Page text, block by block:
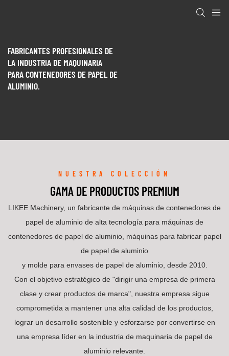
FABRICANTES PROFESIONALES DE
LA INDUSTRIA DE MAQUINARIA
PARA CONTENEDORES DE PAPEL DE
ALUMINIO.
NUESTRA COLECCIÓN
GAMA DE PRODUCTOS PREMIUM
LIKEE Machinery, un fabricante de máquinas de contenedores de
papel de aluminio de alta tecnología para máquinas de
contenedores de papel de aluminio, máquinas para fabricar papel
de papel de aluminio
y molde para envases de papel de aluminio, desde 2010.
Con el objetivo estratégico de "dirigir una empresa de primera
clase y crear productos de marca", nuestra empresa sigue
comprometida a mantener una alta calidad de los productos,
lograr un desarrollo sostenible y esforzarse por convertirse en
una empresa líder en la industria de maquinaria de papel de
aluminio relevante.